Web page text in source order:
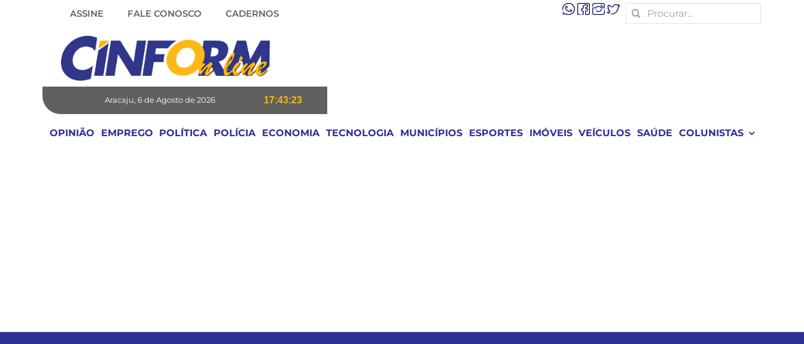
ASSINE FALE CONOSCO CADERNOS
Search
for:
Aracaju, 6 de Agosto de 2026 17:43:24
OPINIÃO EMPREGO POLÍTICA POLÍCIA ECONOMIA TECNOLOGIA MUNICÍPIOS ESPORTES IMÓVEIS VEÍCULOS SAÚDE COLUNISTAS